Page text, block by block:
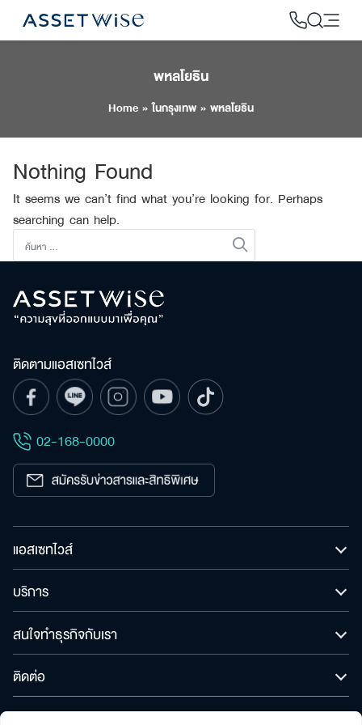
ค้นหา
สำหรับ:
พหลโยธิน
Home »ในกรุงเทพ » พหลโยธิน
Nothing Found
It seems we can’t find what you’re looking for. Perhaps
searching can help.
ค้นหา
สำหรับ:
ติดตามแอสเซทไวส์
02-168-0000
แอสเซทไวส์
บริการ
สนใจทำธุรกิจกับเรา
ติดต่อ
เพื่อให้ไม่พลาดข้อมูลข่าวสาร และโอกาสรับข้อเสนอ
ที่สำคัญฉันยินยอมรับข้อมูลข่าวสารโปรโมชันและ
ส่ง